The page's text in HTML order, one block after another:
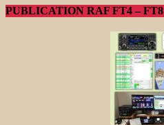
PUBLICATION RAF FT4 – FT8